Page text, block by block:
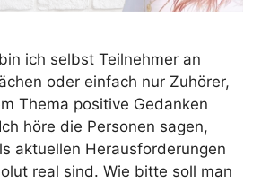
ich selbst Teilnehmer an
oder einfach nur Zuhörer,
Thema positive Gedanken
höre die Personen sagen,
aktuellen Herausforderungen
real sind. Wie bitte soll man